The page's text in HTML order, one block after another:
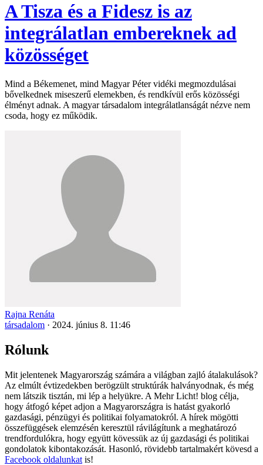
A Tisza és a Fidesz is az
integrálatlan embereknek ad
közösséget
Mind a Békemenet, mind Magyar Péter vidéki megmozdulásai
bővelkednek miseszerű elemekben, és rendkívül erős közösségi
élményt adnak. A magyar társadalom integrálatlanságát nézve nem
csoda, hogy ez működik.
Rajna Renáta
társadalom · 2024. június 8. 11:46
Rólunk
Mit jelentenek Magyarország számára a világban zajló átalakulások?
Az elmúlt évtizedekben berögzült struktúrák halványodnak, és még
nem látszik tisztán, mi lép a helyükre. A Mehr Licht! blog célja,
hogy átfogó képet adjon a Magyarországra is hatást gyakorló
gazdasági, pénzügyi és politikai folyamatokról. A hírek mögötti
összefüggések elemzésén keresztül rávilágítunk a meghatározó
trendfordulókra, hogy együtt kövessük az új gazdasági és politikai
gondolatok kibontakozását. Hasonló, rövidebb tartalmakért kövesd a
Facebook oldalunkat is!